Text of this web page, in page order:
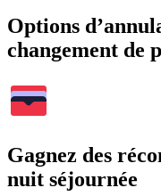
Options
changement de
Gagnez des
nuit séjournée